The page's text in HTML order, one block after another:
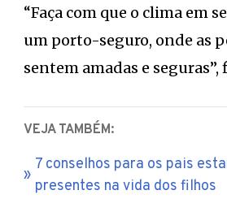
“Faça com que o clima em
um porto-seguro, onde as
sentem amadas e seguras”,
VEJA TAMBÉM:
7 conselhos para os pais
presentes na vida dos filhos